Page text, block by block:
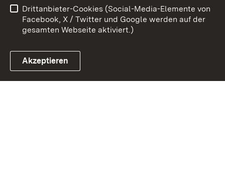
Link zum Landesportal
Cookies
Drittanbieter-Cookies (Social-Media-Elemente von
Facebook, X / Twitter und Google werden auf der
gesamten Webseite aktiviert.)
Akzeptieren